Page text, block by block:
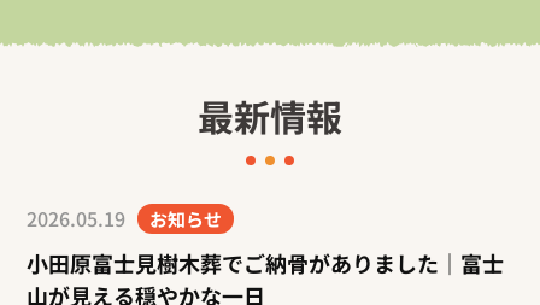
最新情報
2026.05.19 お知らせ
小田原富士見樹木葬でご納骨がありました｜富士
山が見える穏やかな一日